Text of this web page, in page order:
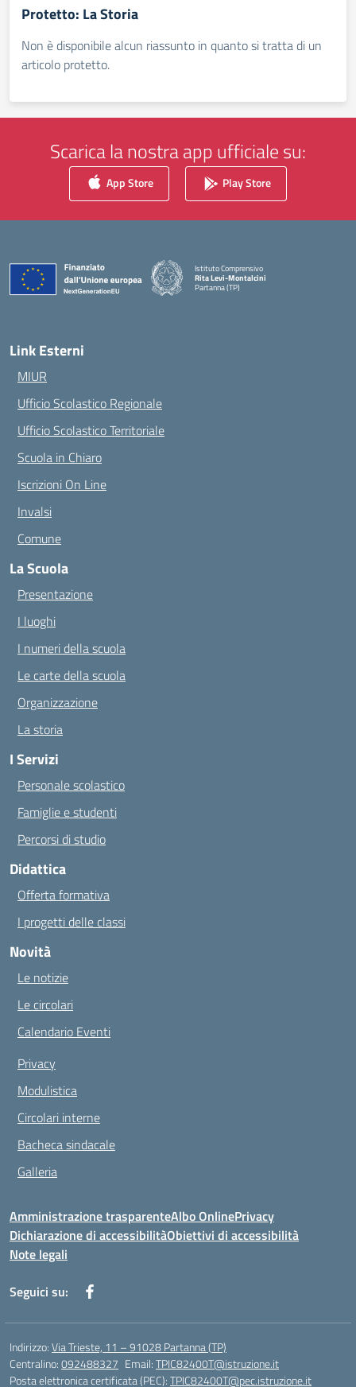
Protetto: La Storia
Non è disponibile alcun riassunto in quanto si tratta di un
articolo protetto.
Scarica la nostra app ufficiale su:
App Store Play Store
Istituto Comprensivo
Rita Levi-Montalcini
Partanna (TP)
Link Esterni
MIUR
Ufficio Scolastico Regionale
Ufficio Scolastico Territoriale
Scuola in Chiaro
Iscrizioni On Line
Invalsi
Comune
La Scuola
Presentazione
I luoghi
I numeri della scuola
Le carte della scuola
Organizzazione
La storia
I Servizi
Personale scolastico
Famiglie e studenti
Percorsi di studio
Didattica
Offerta formativa
I progetti delle classi
Novità
Le notizie
Le circolari
Calendario Eventi
Privacy
Modulistica
Circolari interne
Bacheca sindacale
Galleria
Amministrazione trasparenteAlbo OnlinePrivacy
Dichiarazione di accessibilitàObiettivi di accessibilità
Note legali
Seguici su:
Indirizzo:Via Trieste, 11 – 91028 Partanna (TP)
Centralino:092488327 Email:TPIC82400T@istruzione.it
Posta elettronica certificata (PEC):TPIC82400T@pec.istruzione.it